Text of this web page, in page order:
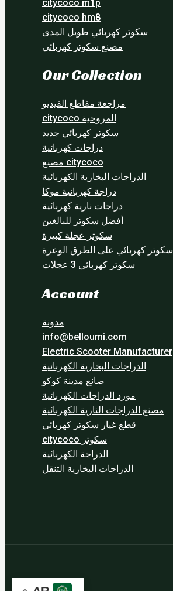
citycoco m1p
citycoco hm8
سكوتر كهربائي طويل المدى
مصنع سكوتر كهربائي
Our Collection
مراجعة مقاطع الفيديو
المروحية citycoco
سكوتر كهربائي جديد
دراجات كهربائية
citycoco مصنع
الدراجات البخارية الكهربائية
دراجة كهربائية موكا
دراجات نارية كهربائية
أفضل سكوتر للبالغين
سكوتر عجلة كبيرة
سكوتر كهربائي على الطرق الوعرة
سكوتر كهربائي 3 عجلات
Account
مدونة
info@belloumi.com
Electric Scooter Manufacturer
الدراجات البخارية الكهربائية
صانع مدينة كوكو
مورد الدراجات الكهربائية
مصنع الدراجات النارية الكهربائية
قطع غيار سكوتر كهربائي
سكوتر citycoco
الدراجة الكهربائية
الدراجات البخارية التنقل